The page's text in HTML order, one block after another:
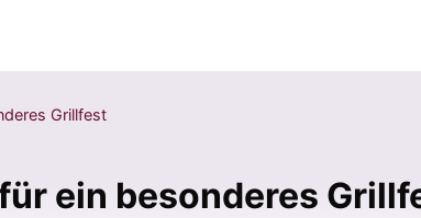
Grillfest
ein besonderes